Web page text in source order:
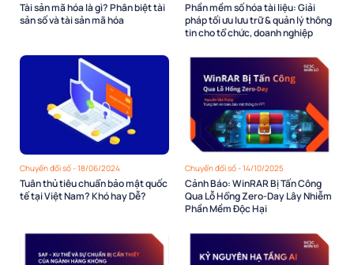
Tài sản mã hóa là gì? Phân biệt tài
sản số và tài sản mã hóa
Phần mềm số hóa tài liệu: Giải
pháp tối ưu lưu trữ & quản lý thông
tin cho tổ chức, doanh nghiệp
Chuyển đổi số - 18/06/2024
Tuân thủ tiêu chuẩn bảo mật quốc
tế tại Việt Nam? Khó hay Dễ?
Chuyển đổi số - 14/10/2025
Cảnh Báo: WinRAR Bị Tấn Công
Qua Lỗ Hổng Zero-Day Lây Nhiễm
Phần Mềm Độc Hại